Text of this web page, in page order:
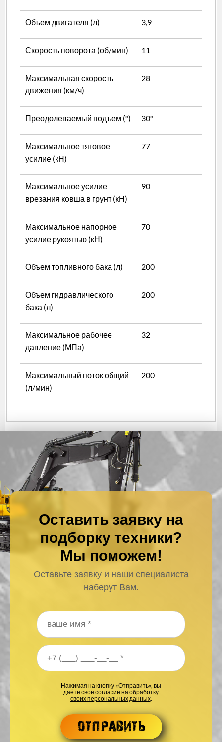
Объем двигателя (л) 3,9
Скорость поворота (об/мин) 11
Максимальная скорость
движения (км/ч)
28
Преодолеваемый подъем (°) 30°
Максимальное тяговое
усилие (кН)
77
Максимальное усилие
врезания ковша в грунт (кН)
90
Максимальное напорное
усилие рукоятью (кН)
70
Объем топливного бака (л) 200
Объем гидравлического
бака (л)
200
Максимальное рабочее
давление (МПа)
32
Максимальный поток общий
(л/мин)
200
Оставить заявку на
подборку техники?
Мы поможем!
Оставьте заявку и наши специалиста
наберут Вам.
Ваше имя*
Ваш номер телефона*
Нажимая на кнопку «Отправить», вы
даёте своё согласие наобработку
своих персональных данных.